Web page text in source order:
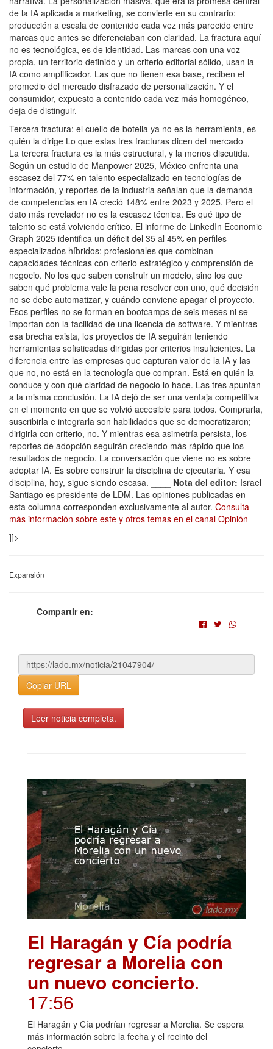
de la IA aplicada a marketing, se convierte en su contrario:
producción a escala de contenido cada vez más parecido entre
marcas que antes se diferenciaban con claridad. La fractura aquí
no es tecnológica, es de identidad. Las marcas con una voz
propia, un territorio definido y un criterio editorial sólido, usan la
IA como amplificador. Las que no tienen esa base, reciben el
promedio del mercado disfrazado de personalización. Y el
consumidor, expuesto a contenido cada vez más homogéneo,
deja de distinguir.
Tercera fractura: el cuello de botella ya no es la herramienta, es
quién la dirige Lo que estas tres fracturas dicen del mercado
La tercera fractura es la más estructural, y la menos discutida.
Según un estudio de Manpower 2025, México enfrenta una
escasez del 77% en talento especializado en tecnologías de
información, y reportes de la industria señalan que la demanda
de competencias en IA creció 148% entre 2023 y 2025. Pero el
dato más revelador no es la escasez técnica. Es qué tipo de
talento se está volviendo crítico. El informe de LinkedIn Economic
Graph 2025 identifica un déficit del 35 al 45% en perfiles
especializados híbridos: profesionales que combinan
capacidades técnicas con criterio estratégico y comprensión de
negocio. No los que saben construir un modelo, sino los que
saben qué problema vale la pena resolver con uno, qué decisión
no se debe automatizar, y cuándo conviene apagar el proyecto.
Esos perfiles no se forman en bootcamps de seis meses ni se
importan con la facilidad de una licencia de software. Y mientras
esa brecha exista, los proyectos de IA seguirán teniendo
herramientas sofisticadas dirigidas por criterios insuficientes. La
diferencia entre las empresas que capturan valor de la IA y las
que no, no está en la tecnología que compran. Está en quién la
conduce y con qué claridad de negocio lo hace. Las tres apuntan
a la misma conclusión. La IA dejó de ser una ventaja competitiva
en el momento en que se volvió accesible para todos. Comprarla,
suscribirla e integrarla son habilidades que se democratizaron;
dirigirla con criterio, no. Y mientras esa asimetría persista, los
reportes de adopción seguirán creciendo más rápido que los
resultados de negocio. La conversación que viene no es sobre
adoptar IA. Es sobre construir la disciplina de ejecutarla. Y esa
disciplina, hoy, sigue siendo escasa. ____ Nota del editor: Israel
Santiago es presidente de LDM. Las opiniones publicadas en
esta columna corresponden exclusivamente al autor. Consulta
más información sobre este y otros temas en el canal Opinión
]]>
Expansión
Compartir en:
Copiar URL
Leer noticia completa.
El Haragán y Cía podría
regresar a Morelia con
un nuevo concierto.
17:56
El Haragán y Cía podrían regresar a Morelia. Se espera
más información sobre la fecha y el recinto del